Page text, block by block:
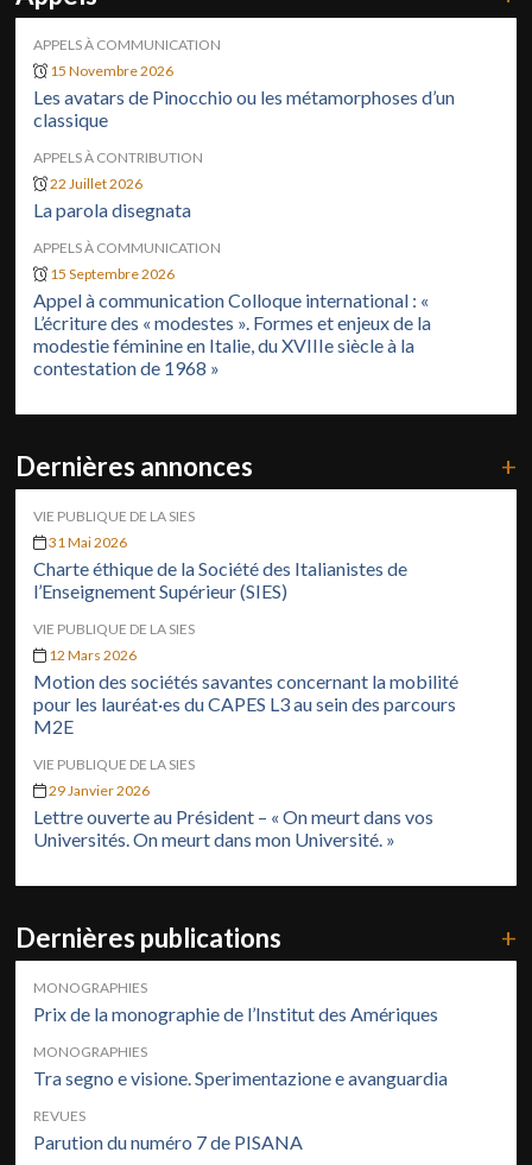
APPELS À COMMUNICATION
15 Novembre 2026
Les avatars de Pinocchio ou les métamorphoses d’un
classique
APPELS À CONTRIBUTION
22 Juillet 2026
La parola disegnata
APPELS À COMMUNICATION
15 Septembre 2026
Appel à communication Colloque international : «
L’écriture des « modestes ». Formes et enjeux de la
modestie féminine en Italie, du XVIIIe siècle à la
contestation de 1968 »
Dernières annonces +
VIE PUBLIQUE DE LA SIES
31 Mai 2026
Charte éthique de la Société des Italianistes de
l’Enseignement Supérieur (SIES)
VIE PUBLIQUE DE LA SIES
12 Mars 2026
Motion des sociétés savantes concernant la mobilité
pour les lauréat·es du CAPES L3 au sein des parcours
M2E
VIE PUBLIQUE DE LA SIES
29 Janvier 2026
Lettre ouverte au Président – « On meurt dans vos
Universités. On meurt dans mon Université. »
Dernières publications +
MONOGRAPHIES
Prix de la monographie de l’Institut des Amériques
MONOGRAPHIES
Tra segno e visione. Sperimentazione e avanguardia
REVUES
Parution du numéro 7 de PISANA